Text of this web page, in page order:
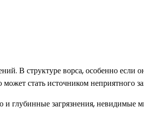
В структуре ворса, особенно
стать источником неприятного
и глубинные загрязнения,